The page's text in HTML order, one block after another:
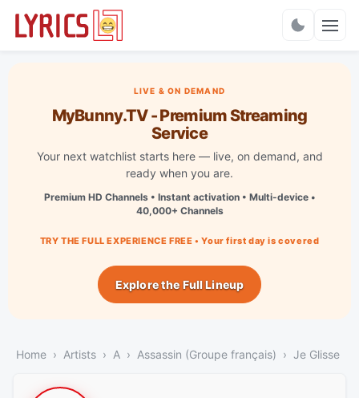
LIVE & ON DEMAND
MyBunny.TV - Premium Streaming
Service
Your next watchlist starts here — live, on demand, and
ready when you are.
Premium HD Channels • Instant activation • Multi-device •
40,000+ Channels
TRY THE FULL EXPERIENCE FREE • Your first day is covered
Explore the Full Lineup
Home Artists A Assassin (Groupe français) Je Glisse